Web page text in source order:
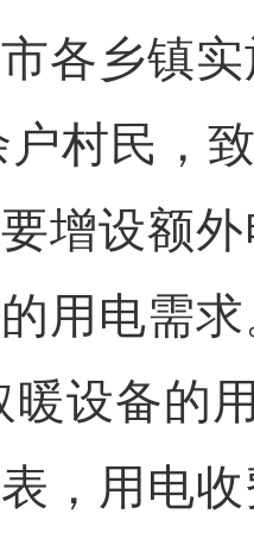
各乡镇实
村民，
增设额
用电需
暖设备的
，用电